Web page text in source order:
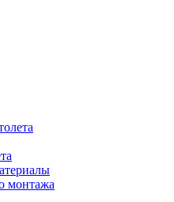
монтажа